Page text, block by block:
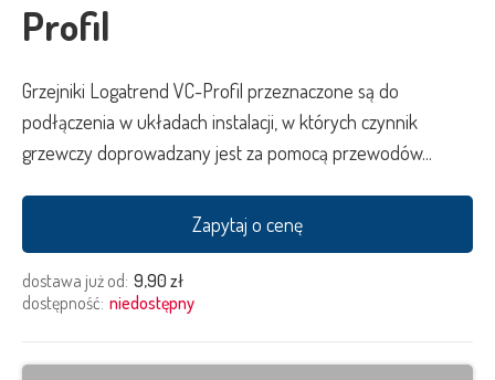
Profil
Grzejniki Logatrend VC-Profil przeznaczone są do
podłączenia w układach instalacji, w których czynnik
grzewczy doprowadzany jest za pomocą przewodów...
Zapytaj o cenę
dostawa już od: 9,90 zł
dostępność: niedostępny